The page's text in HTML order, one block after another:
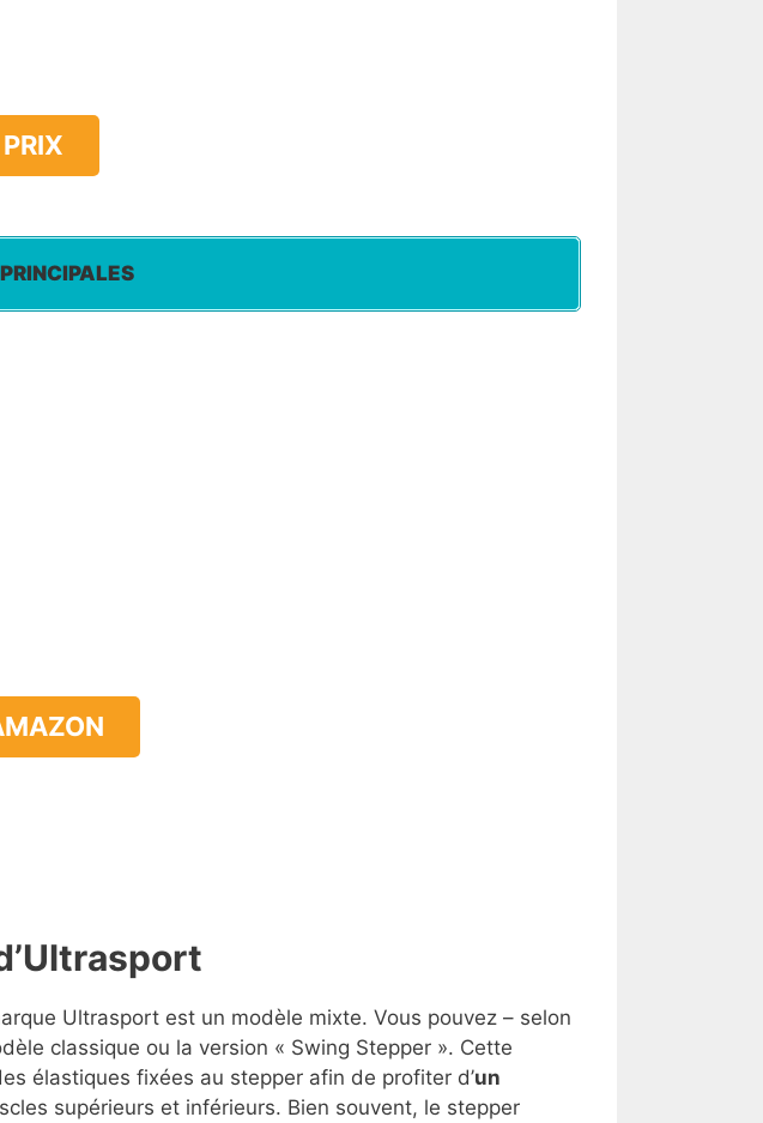
Ultrasport est un modèle mixte. Vous pouvez – selon
classique ou la version « Swing Stepper ». Cette
élastiques fixées au stepper afin de profiter d’un
supérieurs et inférieurs. Bien souvent, le stepper